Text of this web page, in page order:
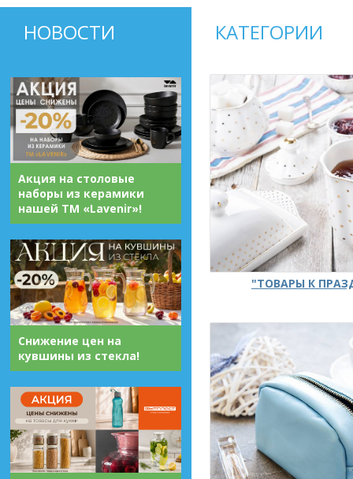
НОВОСТИ
Акция на столовые
наборы из керамики
нашей ТМ «Lavenir»!
Снижение цен на
кувшины из стекла!
КАТЕГОРИИ
"ТОВАРЫ К